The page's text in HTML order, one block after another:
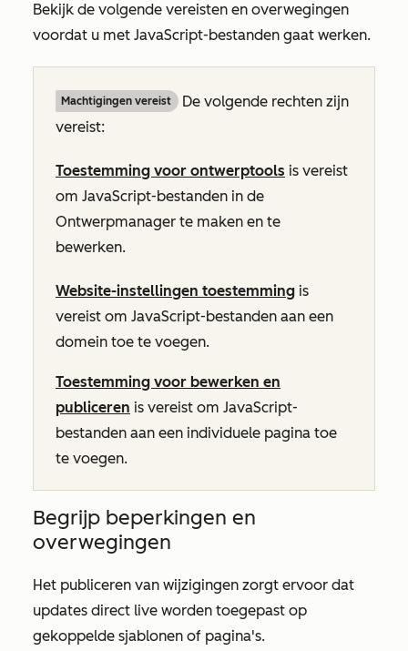
Bekijk de volgende vereisten en overwegingen
voordat u met JavaScript-bestanden gaat werken.
Machtigingen vereist
De volgende rechten zijn
vereist:
Toestemming voor ontwerptools is vereist
om JavaScript-bestanden in de
Ontwerpmanager te maken en te
bewerken.
Website-instellingen toestemming is
vereist om JavaScript-bestanden aan een
domein toe te voegen.
Toestemming voor bewerken en
publiceren is vereist om JavaScript-
bestanden aan een individuele pagina toe
te voegen.
Begrijp beperkingen en
overwegingen
Het publiceren van wijzigingen zorgt ervoor dat
updates direct live worden toegepast op
gekoppelde sjablonen of pagina's.